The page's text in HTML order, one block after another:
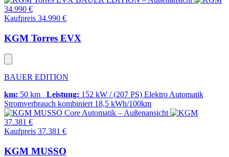
34.990 €
Kaufpreis 34.990 €
KGM Torres EVX
BAUER EDITION
km: 50 km Leistung: 152 kW / (207 PS) Elektro Automatik
Stromverbrauch kombiniert 18,5 kWh/100km
37.381 €
Kaufpreis 37.381 €
KGM MUSSO